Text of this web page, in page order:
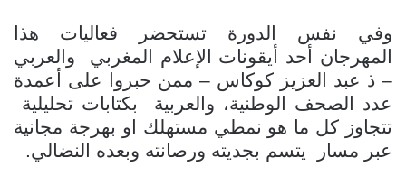
وفي نفس الدورة تستحضر فعاليات هذا
المهرجان أحد أيقونات الإعلام المغربي والعربي
– ذ عبد العزيز كوكاس – ممن حبروا على أعمدة
عدد الصحف الوطنية، والعربية بكتابات تحليلية
تتجاوز كل ما هو نمطي مستهلك او بهرجة مجانية
عبر مسار يتسم بجديته ورصانته وبعده النضالي.